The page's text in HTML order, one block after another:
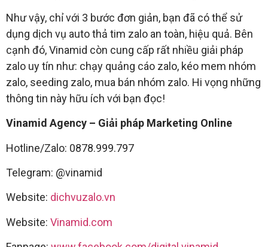
Như vậy, chỉ với 3 bước đơn giản, bạn đã có thể sử
dụng dịch vụ auto thả tim zalo an toàn, hiệu quả. Bên
cạnh đó, Vinamid còn cung cấp rất nhiều giải pháp
zalo uy tín như: chạy quảng cáo zalo, kéo mem nhóm
zalo, seeding zalo, mua bán nhóm zalo. Hi vọng những
thông tin này hữu ích với bạn đọc!
Vinamid Agency – Giải pháp Marketing Online
Hotline/Zalo: 0878.999.797
Telegram: @vinamid
Website: dichvuzalo.vn
Website: Vinamid.com